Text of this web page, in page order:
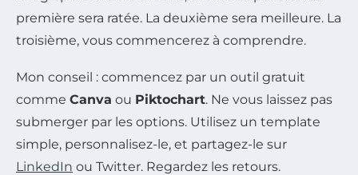
première sera ratée. La deuxième sera meilleure. La
troisième, vous commencerez à comprendre.
Mon conseil : commencez par un outil gratuit
comme Canva ou Piktochart. Ne vous laissez pas
submerger par les options. Utilisez un template
simple, personnalisez-le, et partagez-le sur
LinkedIn ou Twitter. Regardez les retours.